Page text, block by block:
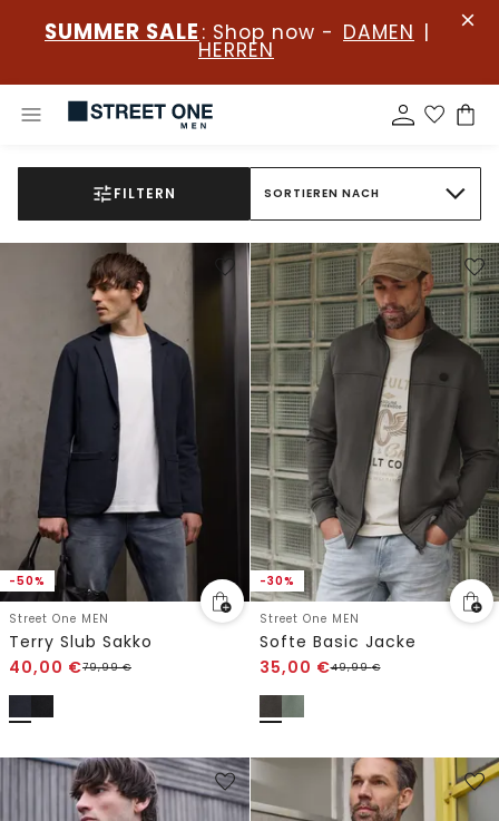
SUMMER SALE : Shop now - DAMEN |
HERREN
FILTERN SORTIEREN NACH
-50%
Street One MEN
Terry Slub Sakko
40,00 €79,99€
-30%
Street One MEN
Softe Basic Jacke
35,00 €49,99€